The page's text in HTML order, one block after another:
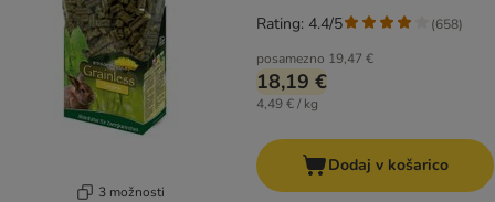
3 možnosti
posamezno 19,47 €
18,19 €
4,49 € / kg
Rating: 4.4/5 (658)
Dodaj v košarico